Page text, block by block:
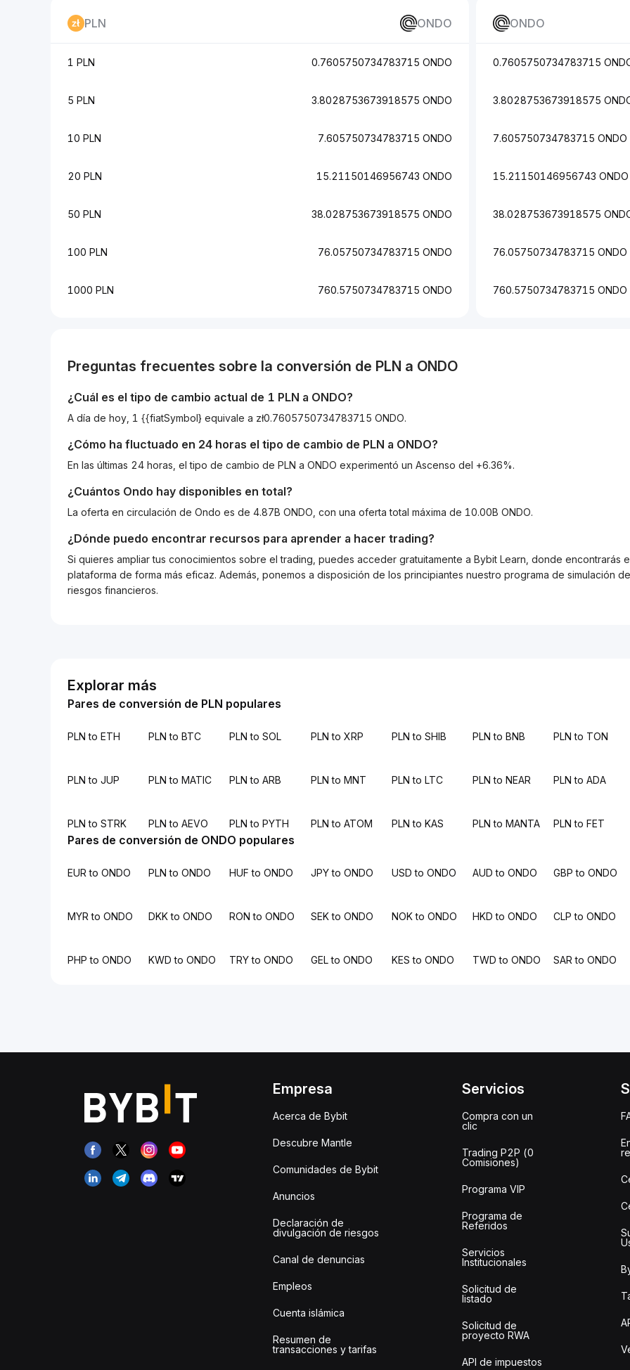
ONDO
0.7605750734783715
3.8028753673918575
7.605750734783715 ONDO
15.21150146956743 ONDO
38.028753673918575
76.05750734783715 ONDO
760.5750734783715 ONDO
PLN ONDO
1 PLN 0.7605750734783715 ONDO
5 PLN 3.8028753673918575 ONDO
10 PLN 7.605750734783715 ONDO
20 PLN 15.21150146956743 ONDO
50 PLN 38.028753673918575 ONDO
100 PLN 76.05750734783715 ONDO
1000 PLN 760.5750734783715 ONDO
Preguntas frecuentes sobre la conversión de PLN a ONDO
¿Cuál es el tipo de cambio actual de 1 PLN a ONDO?
A día de hoy, 1 {{fiatSymbol} equivale a zł0.7605750734783715 ONDO.
¿Cómo ha fluctuado en 24 horas el tipo de cambio de PLN a ONDO?
En las últimas 24 horas, el tipo de cambio de PLN a ONDO experimentó un Ascenso del +6.36%.
¿Cuántos Ondo hay disponibles en total?
La oferta en circulación de Ondo es de 4.87B ONDO, con una oferta total máxima de 10.00B ONDO.
¿Dónde puedo encontrar recursos para aprender a hacer trading?
Si quieres ampliar tus conocimientos sobre el trading, puedes acceder gratuitamente a Bybit Learn, donde encontrarás
plataforma de forma más eficaz. Además, ponemos a disposición de los principiantes nuestro programa de simulación
riesgos financieros.
Explorar más
Pares de conversión de PLN populares
PLN to ETH PLN to BTC PLN to SOL PLN to XRP PLN to SHIB PLN to BNB PLN to TON
PLN to JUP PLN to MATIC PLN to ARB PLN to MNT PLN to LTC PLN to NEAR PLN to ADA
PLN to STRK PLN to AEVO PLN to PYTH PLN to ATOM PLN to KAS PLN to MANTA PLN to FET
Pares de conversión de ONDO populares
EUR to ONDO PLN to ONDO HUF to ONDO JPY to ONDO USD to ONDO AUD to ONDO GBP to ONDO
MYR to ONDO DKK to ONDO RON to ONDO SEK to ONDO NOK to ONDO HKD to ONDO CLP to ONDO
PHP to ONDO KWD to ONDO TRY to ONDO GEL to ONDO KES to ONDO TWD to ONDO SAR to ONDO
Empresa
Acerca de Bybit
Descubre Mantle
Comunidades de Bybit
Anuncios
Declaración de
divulgación de riesgos
Canal de denuncias
Empleos
Cuenta islámica
Resumen de
transacciones y tarifas
Servicios
Compra con un
clic
Trading P2P (0
Comisiones)
Programa VIP
Programa de
Referidos
Servicios
Institucionales
Solicitud de
listado
Solicitud de
proyecto RWA
API de impuestos